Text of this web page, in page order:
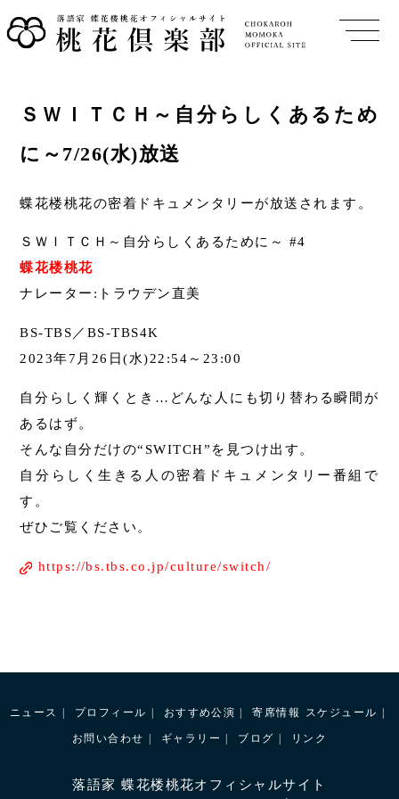
ＳＷＩＴＣＨ～自分らしくあるため
に～7/26(水)放送
蝶花楼桃花の密着ドキュメンタリーが放送されます。
ＳＷＩＴＣＨ～自分らしくあるために～ #4
蝶花楼桃花
ナレーター:トラウデン直美
BS-TBS／BS-TBS4K
2023年7月26日(水)22:54～23:00
自分らしく輝くとき…どんな人にも切り替わる瞬間が
あるはず。
そんな自分だけの“SWITCH”を見つけ出す。
自分らしく生きる人の密着ドキュメンタリー番組で
す。
ぜひご覧ください。
https://bs.tbs.co.jp/culture/switch/
ニュース プロフィール おすすめ公演 寄席情報 スケジュール
お問い合わせ ギャラリー ブログ リンク
落語家 蝶花楼桃花オフィシャルサイト